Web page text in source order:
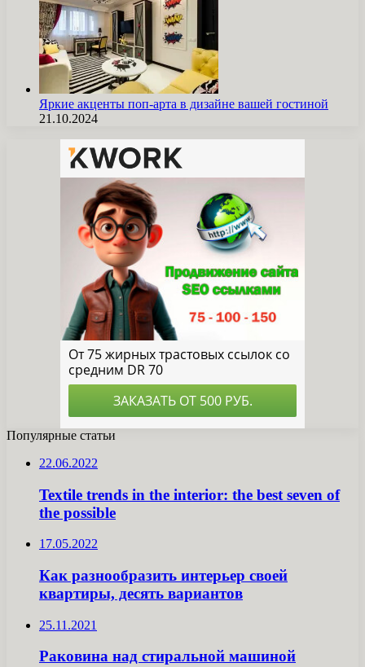
Яркие акценты поп-арта в дизайне вашей гостиной
21.10.2024
Популярные статьи
22.06.2022
Textile trends in the interior: the best seven of
the possible
17.05.2022
Как разнообразить интерьер своей
квартиры, десять вариантов
25.11.2021
Раковина над стиральной машиной